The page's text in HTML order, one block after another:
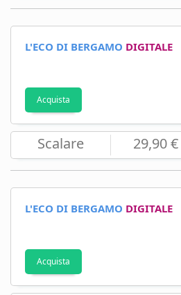
L'ECO DI BERGAMO DIGITALE
Acquista
Scalare 29,90 €
L'ECO DI BERGAMO DIGITALE
Acquista